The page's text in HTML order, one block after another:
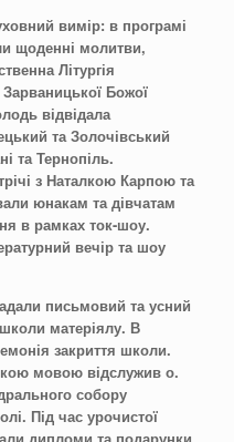
вимір: в програмі
щоденні молитви,
Літургія
Божої
відвідала
та Золочівський
та Тернопіль.
з Наталкою Карпою та
юнакам та дівчатам
в рамках ток-шоу.
вечір та шоу
письмовий та усний
матеріялу. В
закриття школи.
мовою відслужив о.
собору
Під час урочистої